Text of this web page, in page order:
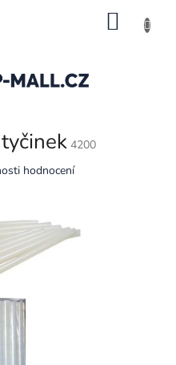
4200
hodnocení